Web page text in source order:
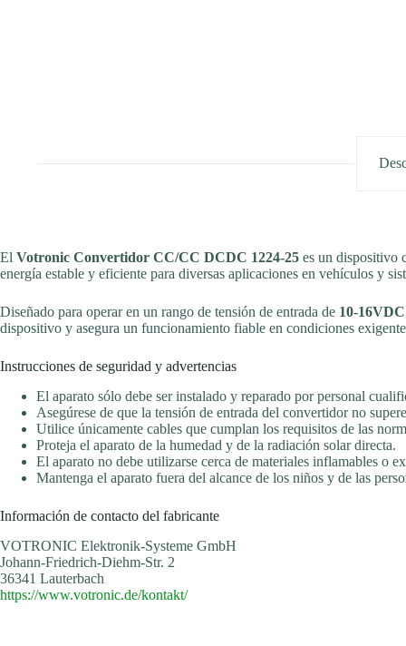
El Votronic Convertidor CC/CC DCDC 1224-25 es un dispositivo
energía estable y eficiente para diversas aplicaciones en vehículos y
Diseñado para operar en un rango de tensión de entrada de 10-16VDC
dispositivo y asegura un funcionamiento fiable en condiciones
Instrucciones de seguridad y advertencias
El aparato sólo debe ser instalado y reparado por personal
Asegúrese de que la tensión de entrada del convertidor no
Utilice únicamente cables que cumplan los requisitos de las
Proteja el aparato de la humedad y de la radiación solar directa.
El aparato no debe utilizarse cerca de materiales inflamables o
Mantenga el aparato fuera del alcance de los niños y de las
Información de contacto del fabricante
VOTRONIC Elektronik-Systeme GmbH
Johann-Friedrich-Diehm-Str. 2
36341 Lauterbach
https://www.votronic.de/kontakt/